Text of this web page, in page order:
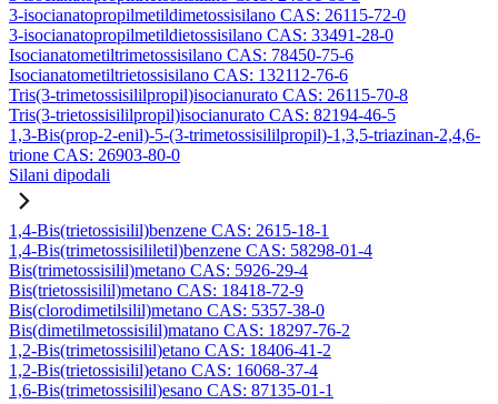
3-isocianatopropilmetildimetossisilano CAS: 26115-72-0
3-isocianatopropilmetildietossisilano CAS: 33491-28-0
Isocianatometiltrimetossisilano CAS: 78450-75-6
Isocianatometiltrietossisilano CAS: 132112-76-6
Tris(3-trimetossisililpropil)isocianurato CAS: 26115-70-8
Tris(3-trietossisililpropil)isocianurato CAS: 82194-46-5
1,3-Bis(prop-2-enil)-5-(3-trimetossisililpropil)-1,3,5-triazinan-2,4,6-
trione CAS: 26903-80-0
Silani dipodali
1,4-Bis(trietossisilil)benzene CAS: 2615-18-1
1,4-Bis(trimetossisililetil)benzene CAS: 58298-01-4
Bis(trimetossisilil)metano CAS: 5926-29-4
Bis(trietossisilil)metano CAS: 18418-72-9
Bis(clorodimetilsilil)metano CAS: 5357-38-0
Bis(dimetilmetossisilil)matano CAS: 18297-76-2
1,2-Bis(trimetossisilil)etano CAS: 18406-41-2
1,2-Bis(trietossisilil)etano CAS: 16068-37-4
1,6-Bis(trimetossisilil)esano CAS: 87135-01-1